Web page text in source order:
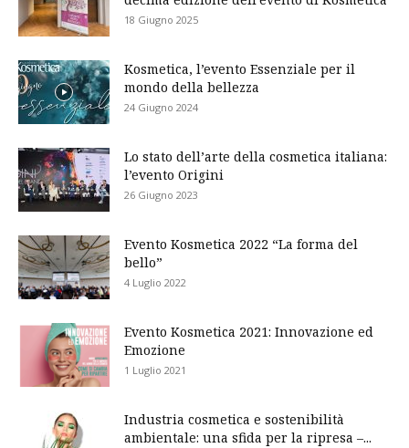
18 Giugno 2025
Kosmetica, l’evento Essenziale per il
mondo della bellezza
24 Giugno 2024
Lo stato dell’arte della cosmetica italiana:
l’evento Origini
26 Giugno 2023
Evento Kosmetica 2022 “La forma del
bello”
4 Luglio 2022
Evento Kosmetica 2021: Innovazione ed
Emozione
1 Luglio 2021
Industria cosmetica e sostenibilità
ambientale: una sfida per la ripresa –...